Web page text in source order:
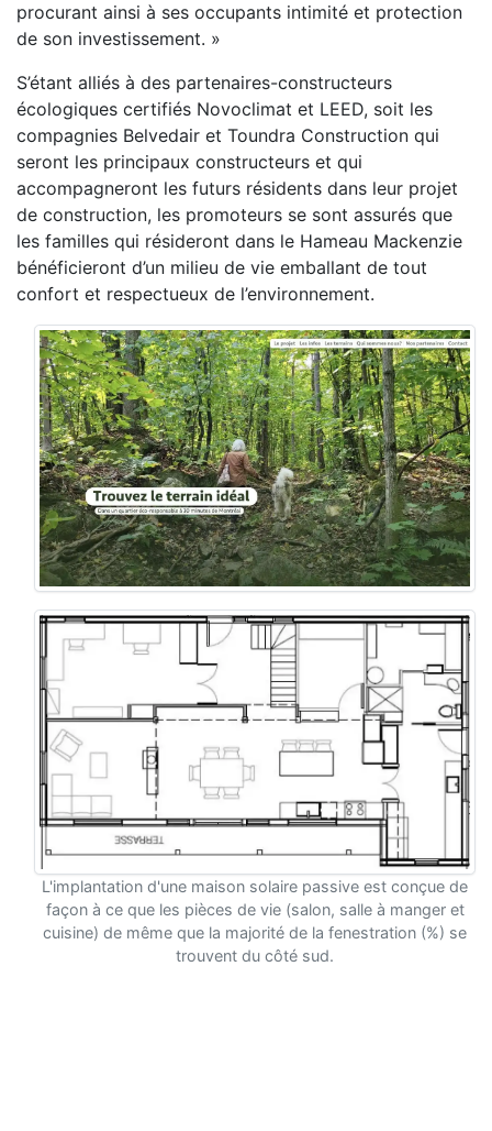
procurant ainsi à ses occupants intimité et protection
de son investissement. »
S’étant alliés à des partenaires-constructeurs
écologiques certifiés Novoclimat et LEED, soit les
compagnies Belvedair et Toundra Construction qui
seront les principaux constructeurs et qui
accompagneront les futurs résidents dans leur projet
de construction, les promoteurs se sont assurés que
les familles qui résideront dans le Hameau Mackenzie
bénéficieront d’un milieu de vie emballant de tout
confort et respectueux de l’environnement.
L'implantation d'une maison solaire passive est conçue de
façon à ce que les pièces de vie (salon, salle à manger et
cuisine) de même que la majorité de la fenestration (%) se
trouvent du côté sud.